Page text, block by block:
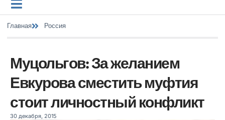
Главная Россия
Муцольгов: За желанием
Евкурова сместить муфтия
стоит личностный конфликт
30 декабря, 2015